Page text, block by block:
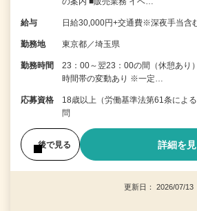
給与 日給30,000円+交通費※深夜手当含
勤務地 東京都／埼玉県
勤務時間
23：00～翌23：00の間（休憩あり
時間帯の変動あり ※一定…
応募資格
18歳以上（労働基準法第61条によ
問
後で見る 詳細を
更新日： 2026/07/